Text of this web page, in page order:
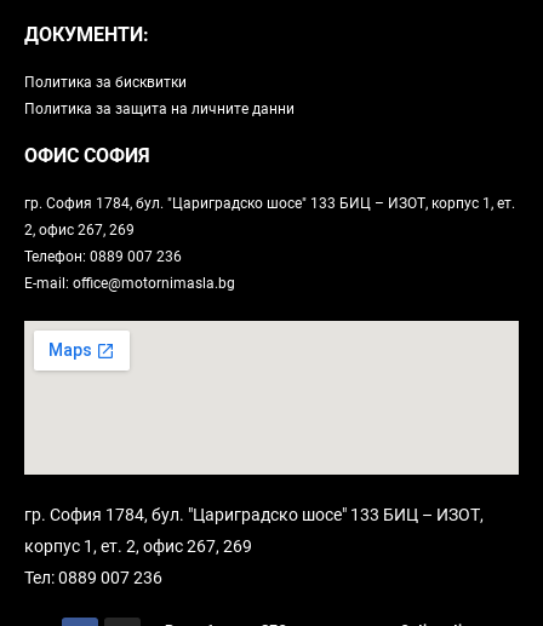
ДОКУМЕНТИ:
Политика за бисквитки
Политика за защита на личните данни
ОФИС СОФИЯ
гр. София 1784, бул. "Цариградско шосе" 133 БИЦ – ИЗОТ, корпус 1, ет.
2, офис 267, 269
Телефон: 0889 007 236
E-mail: office@motornimasla.bg
гр. София 1784, бул. "Цариградско шосе" 133 БИЦ – ИЗОТ,
корпус 1, ет. 2, офис 267, 269
Тел: 0889 007 236